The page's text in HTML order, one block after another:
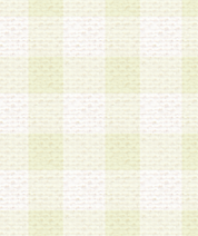
の法定代理人の同
、義務教育学齢に該
が別途定める方法
ものとします。
録希望者本人が行う
のとします。